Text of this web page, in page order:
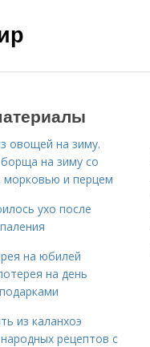
овощей на зиму.
на зиму со
морковью и перцем
ухо после
на юбилей
на день
из каланхоэ
рецептов с